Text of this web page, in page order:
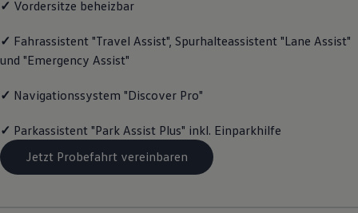
Motorenöl und Flüssigkeiten
Pannen- und Unfallhilfe
Economy Service
Volkswagen Teile
Modellspezifisches Zubehör
Transport
Entertainment und Elektronik
Individualisieren
Wallbox und Ladekabel
✓ Vordersitze beheizbar
✓ Fahrassistent "Travel Assist", Spurhalteassistent "Lane Assist"
und "Emergency Assist"
✓ Navigationssystem "Discover Pro"
✓ Parkassistent "Park Assist Plus" inkl. Einparkhilfe
Jetzt Probefahrt vereinbaren